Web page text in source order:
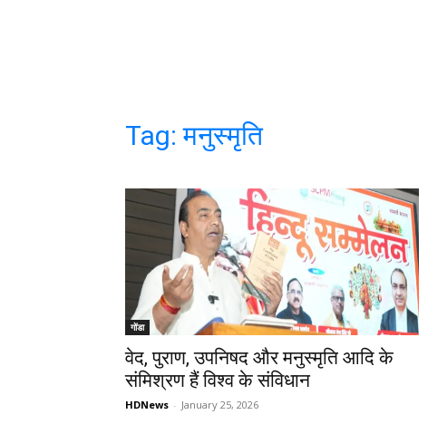
Tag:मनुस्मृति
गोंडा
वेद, पुराण, उपनिषद और मनुस्मृति आदि के
संमिश्रण हैं विश्व के संविधान
HDNews - January 25, 2026